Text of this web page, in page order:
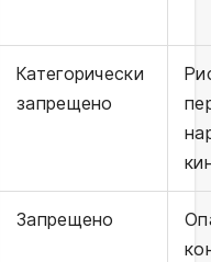
Категорически
запрещено
Запрещено